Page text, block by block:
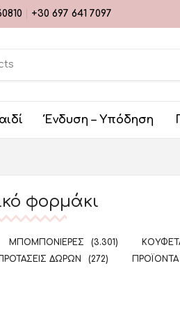
+30 697 641 7097
Ένδυση – Υπόδηση
φορμάκι
ΜΠΟΜΠΟΝΙΈΡΕΣ (3.301)
ΔΏΡΩΝ (272)